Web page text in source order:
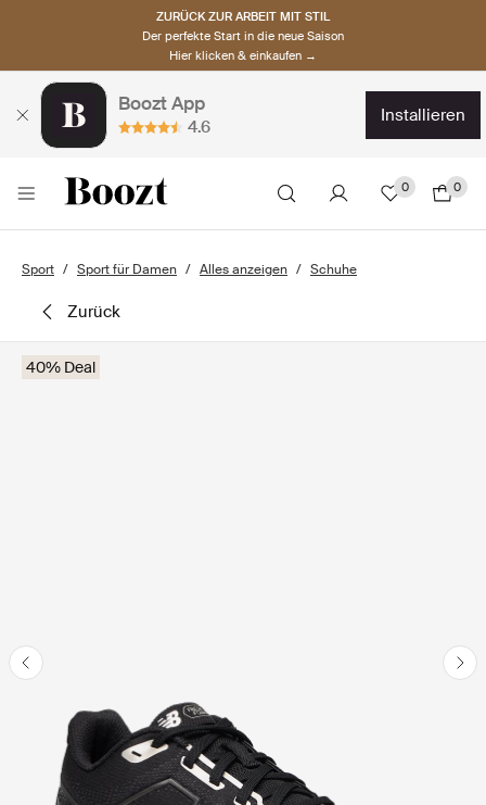
ZURÜCK ZUR ARBEIT MIT STIL
Der perfekte Start in die neue Saison
Hier klicken & einkaufen →
Boozt App
4.6
installieren
0 0
Sport Sport für Damen Alles anzeigen Schuhe
zurück
40% Deal